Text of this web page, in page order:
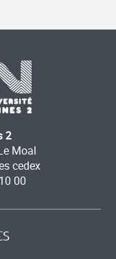
2
Moal
cedex
00